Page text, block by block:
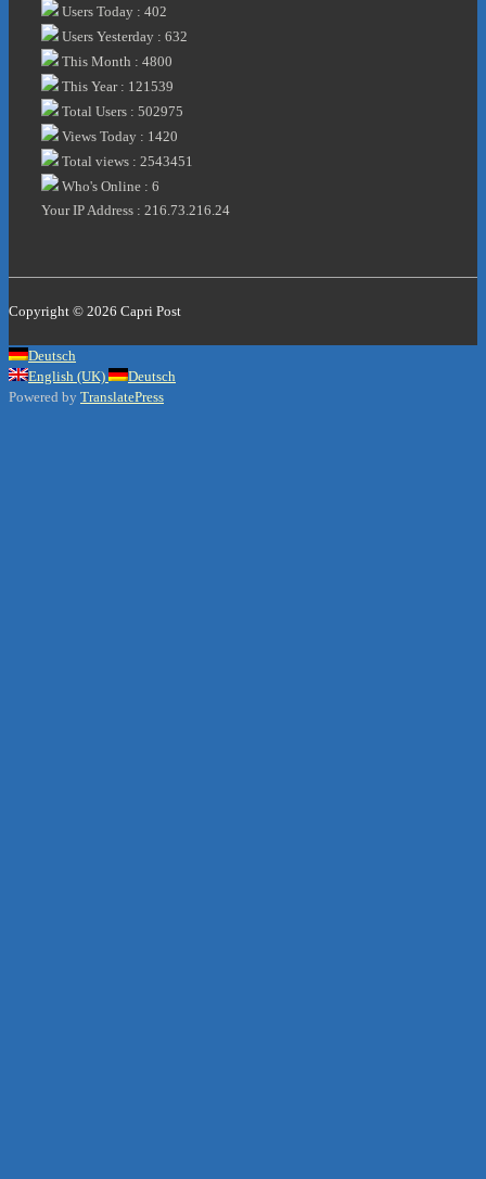
Users Today : 402
Users Yesterday : 632
This Month : 4800
This Year : 121539
Total Users : 502975
Views Today : 1420
Total views : 2543451
Who's Online : 6
Your IP Address : 216.73.216.24
Copyright © 2026 Capri Post
Deutsch
English (UK)
Deutsch
Powered by TranslatePress